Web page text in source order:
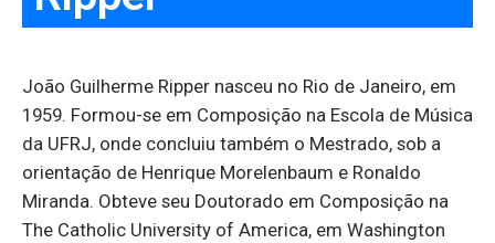
João Guilherme Ripper nasceu no Rio de Janeiro, em
1959. Formou-se em Composição na Escola de Música
da UFRJ, onde concluiu também o Mestrado, sob a
orientação de Henrique Morelenbaum e Ronaldo
Miranda. Obteve seu Doutorado em Composição na
The Catholic University of America, em Washington